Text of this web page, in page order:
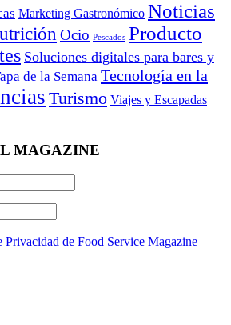
Marketing Gastronómico Noticias
Ocio Pescados Producto
Soluciones digitales para bares y
de la Semana Tecnología en la
Turismo Viajes y Escapadas
MAGAZINE
Privacidad de Food Service Magazine